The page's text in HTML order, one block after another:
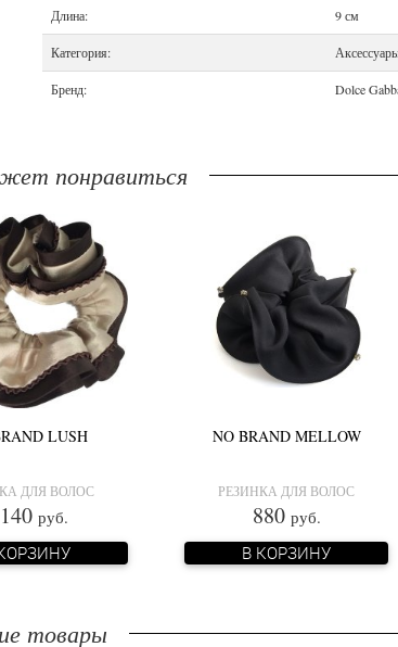
Длина: 9 см
Категория:
Бренд: Dolce
понравиться
LUSH
ДЛЯ ВОЛОС
руб.
NO BRAND MELLOW
РЕЗИНКА ДЛЯ ВОЛОС
880 руб.
В КОРЗИНУ
товары